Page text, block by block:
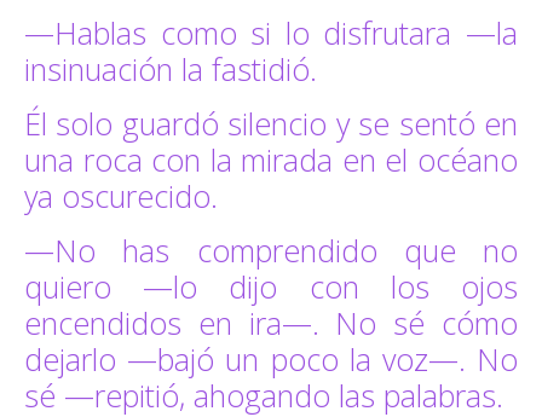
—Hablas como si lo disfrutara —la
insinuación la fastidió.
Él solo guardó silencio y se sentó en
una roca con la mirada en el océano
ya oscurecido.
—No has comprendido que no
quiero —lo dijo con los ojos
encendidos en ira—. No sé cómo
dejarlo —bajó un poco la voz—. No
sé —repitió, ahogando las palabras.